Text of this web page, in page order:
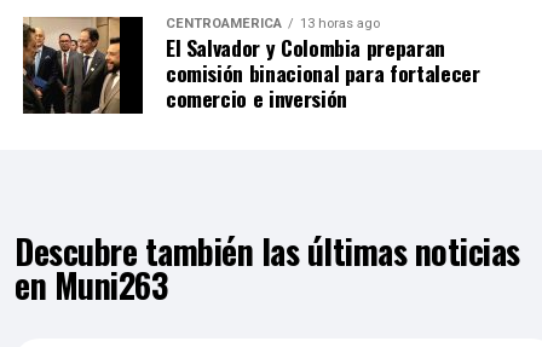
CENTROAMÉRICA 13 horas ago
El Salvador y Colombia preparan
comisión binacional para fortalecer
comercio e inversión
Descubre también las últimas noticias
en Muni263